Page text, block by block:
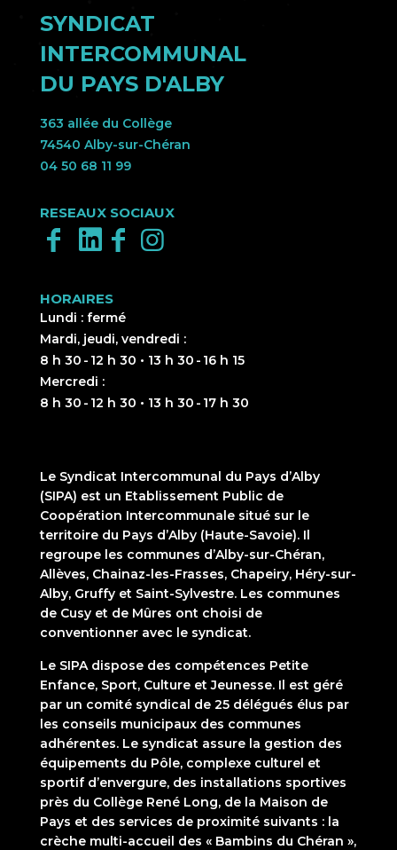
SYNDICAT
INTERCOMMUNAL
DU PAYS D'ALBY
363 allée du Collège
74540 Alby-sur-Chéran
04 50 68 11 99
RESEAUX SOCIAUX
HORAIRES
Lundi : fermé
Mardi, jeudi, vendredi :
8 h 30 - 12 h 30 • 13 h 30 - 16 h 15
Mercredi :
8 h 30 - 12 h 30 • 13 h 30 - 17 h 30
Le Syndicat Intercommunal du Pays d’Alby
(SIPA) est un Etablissement Public de
Coopération Intercommunale situé sur le
territoire du Pays d’Alby (Haute-Savoie). Il
regroupe les communes d’Alby-sur-Chéran,
Allèves, Chainaz-les-Frasses, Chapeiry, Héry-sur-
Alby, Gruffy et Saint-Sylvestre. Les communes
de Cusy et de Mûres ont choisi de
conventionner avec le syndicat.
Le SIPA dispose des compétences Petite
Enfance, Sport, Culture et Jeunesse. Il est géré
par un comité syndical de 25 délégués élus par
les conseils municipaux des communes
adhérentes. Le syndicat assure la gestion des
équipements du Pôle, complexe culturel et
sportif d’envergure, des installations sportives
près du Collège René Long, de la Maison de
Pays et des services de proximité suivants : la
crèche multi-accueil des « Bambins du Chéran »,